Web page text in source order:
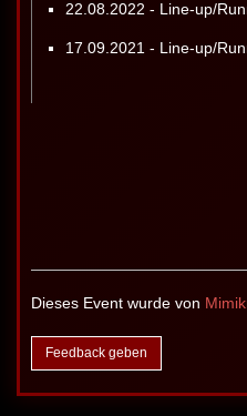
22.08.2022 - Line-up/
17.09.2021 - Line-up/
Dieses Event wurde von
Feedback geben